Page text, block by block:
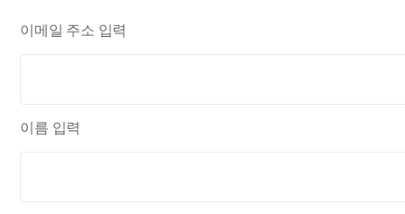
이메일 주소 입력
이름 입력